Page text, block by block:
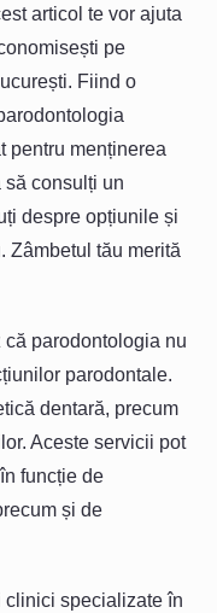
articol te vor ajuta
pe
Fiind o
pentru menținerea
să consulți un
despre opțiunile și
Zâmbetul tău merită
că parodontologia nu
parodontale.
dentară, precum
Aceste servicii pot
funcție de
și de
clinici specializate în